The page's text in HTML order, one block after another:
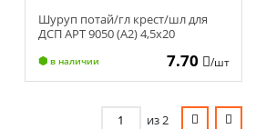
Шуруп потай/гл крест/шл для
ДСП АРТ 9050 (А2) 4,5х20
в наличии 7.70 /шт
из 2